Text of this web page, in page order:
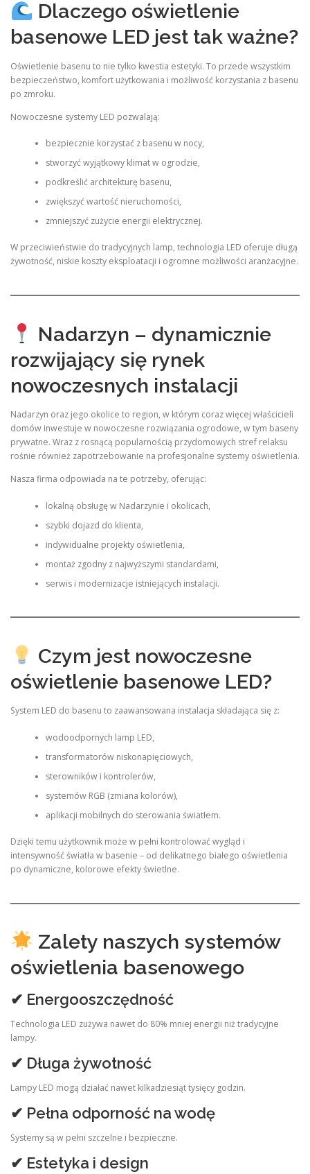
Dlaczego oświetlenie
basenowe LED jest tak ważne?
Oświetlenie basenu to nie tylko kwestia estetyki. To przede wszystkim
bezpieczeństwo, komfort użytkowania i możliwość korzystania z basenu
po zmroku.
Nowoczesne systemy LED pozwalają:
bezpiecznie korzystać z basenu w nocy,
stworzyć wyjątkowy klimat w ogrodzie,
podkreślić architekturę basenu,
zwiększyć wartość nieruchomości,
zmniejszyć zużycie energii elektrycznej.
W przeciwieństwie do tradycyjnych lamp, technologia LED oferuje długą
żywotność, niskie koszty eksploatacji i ogromne możliwości aranżacyjne.
Nadarzyn – dynamicznie
rozwijający się rynek
nowoczesnych instalacji
Nadarzyn oraz jego okolice to region, w którym coraz więcej właścicieli
domów inwestuje w nowoczesne rozwiązania ogrodowe, w tym baseny
prywatne. Wraz z rosnącą popularnością przydomowych stref relaksu
rośnie również zapotrzebowanie na profesjonalne systemy oświetlenia.
Nasza firma odpowiada na te potrzeby, oferując:
lokalną obsługę w Nadarzynie i okolicach,
szybki dojazd do klienta,
indywidualne projekty oświetlenia,
montaż zgodny z najwyższymi standardami,
serwis i modernizacje istniejących instalacji.
Czym jest nowoczesne
oświetlenie basenowe LED?
System LED do basenu to zaawansowana instalacja składająca się z:
wodoodpornych lamp LED,
transformatorów niskonapięciowych,
sterowników i kontrolerów,
systemów RGB (zmiana kolorów),
aplikacji mobilnych do sterowania światłem.
Dzięki temu użytkownik może w pełni kontrolować wygląd i
intensywność światła w basenie – od delikatnego białego oświetlenia
po dynamiczne, kolorowe efekty świetlne.
Zalety naszych systemów
oświetlenia basenowego
✔ Energooszczędność
Technologia LED zużywa nawet do 80% mniej energii niż tradycyjne
lampy.
✔ Długa żywotność
Lampy LED mogą działać nawet kilkadziesiąt tysięcy godzin.
✔ Pełna odporność na wodę
Systemy są w pełni szczelne i bezpieczne.
✔ Estetyka i design